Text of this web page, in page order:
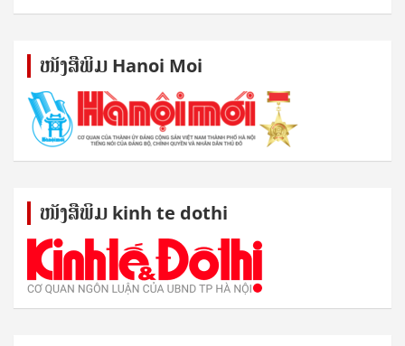
ໜັງ​ສື​ພິມ Hanoi Moi
ໜັງ​ສື​ພິມ kinh te dothi